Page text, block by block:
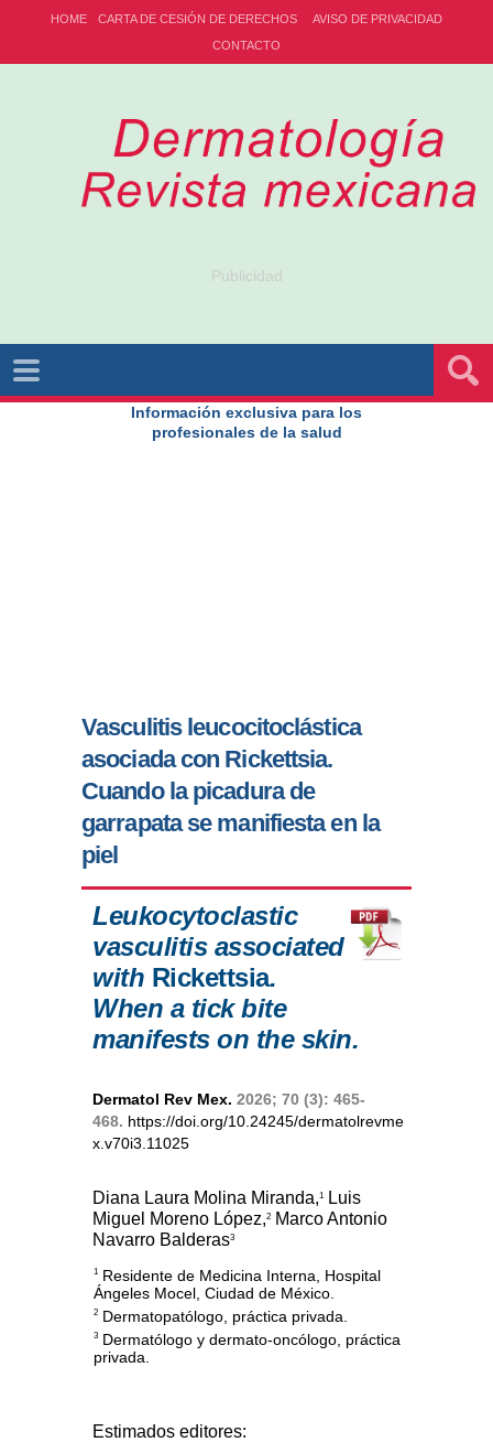
HOME CARTA DE CESIÓN DE DERECHOS
AVISO DE PRIVACIDAD
CONTACTO
Publicidad
Información exclusiva para los
profesionales de la salud
Vasculitis leucocitoclástica
asociada con Rickettsia.
Cuando la picadura de
garrapata se manifiesta en la
piel
Leukocytoclastic
vasculitis associated
with Rickettsia.
When a tick bite
manifests on the skin.
Dermatol Rev Mex. 2026; 70 (3): 465-
468. https://doi.org/10.24245/dermatolrevme
x.v70i3.11025
Diana Laura Molina Miranda,1
Luis
Miguel Moreno López,2
Marco Antonio
Navarro Balderas3
1 Residente de Medicina Interna, Hospital
Ángeles Mocel, Ciudad de México.
2 Dermatopatólogo, práctica privada.
3 Dermatólogo y dermato-oncólogo, práctica
privada.
Estimados editores: